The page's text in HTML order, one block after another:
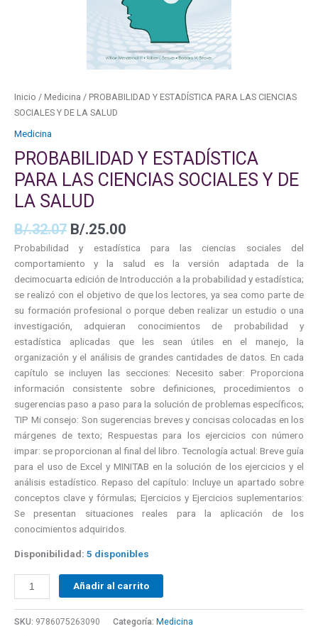
Inicio / Medicina / PROBABILIDAD Y ESTADÍSTICA PARA LAS CIENCIAS
SOCIALES Y DE LA SALUD
Medicina
PROBABILIDAD Y ESTADÍSTICA
PARA LAS CIENCIAS SOCIALES Y DE
LA SALUD
B/.32.07 B/.25.00
Probabilidad y estadística para las ciencias sociales del
comportamiento y la salud es la versión adaptada de la
decimocuarta edición de Introducción a la probabilidad y estadística;
se realizó con el objetivo de que los lectores, ya sea como parte de
su formación profesional o porque deben realizar un estudio o una
investigación, adquieran conocimientos de probabilidad y
estadística aplicadas que les sean útiles en el manejo, la
organización y el análisis de grandes cantidades de datos. En cada
capítulo se incluyen las secciones: Necesito saber: Proporciona
información consistente sobre definiciones, procedimientos o
sugerencias paso a paso para la solución de problemas específicos;
TIP Mi consejo: Son sugerencias breves y concisas colocadas en los
márgenes de texto; Respuestas para los ejercicios con número
impar: se proporcionan al final del libro. Tecnología actual: Breve guía
para el uso de Excel y MINITAB en la solución de los ejercicios y el
análisis estadístico. Repaso del capítulo: Incluye un apartado sobre
conceptos clave y fórmulas; Ejercicios y Ejercicios suplementarios:
Se presentan situaciones reales para la aplicación de los
conocimientos adquiridos.
Disponibilidad: 5 disponibles
Añadir al carrito
SKU: 9786075263090 Categoría: Medicina